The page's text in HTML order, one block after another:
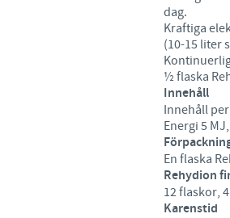
dag.
Kraftiga
(10-15 liter
½ flaska
Innehåll
Innehåll
Energi 5
En flaska
Rehydion
12 flaskor,
Karenstid